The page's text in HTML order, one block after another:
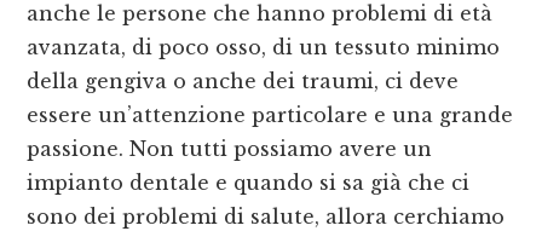
anche le persone che hanno problemi di età
avanzata, di poco osso, di un tessuto minimo
della gengiva o anche dei traumi, ci deve
essere un’attenzione particolare e una grande
passione. Non tutti possiamo avere un
impianto dentale e quando si sa già che ci
sono dei problemi di salute, allora cerchiamo